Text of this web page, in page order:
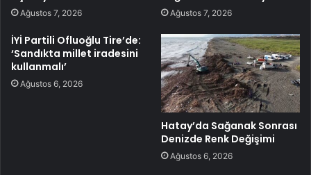
Ağustos 7, 2026 Ağustos 7, 2026
İYİ Partili Ofluoğlu Tire’de:
‘Sandıkta millet iradesini
kullanmalı’
Ağustos 6, 2026
Hatay’da Sağanak Sonrası
Denizde Renk Değişimi
Ağustos 6, 2026